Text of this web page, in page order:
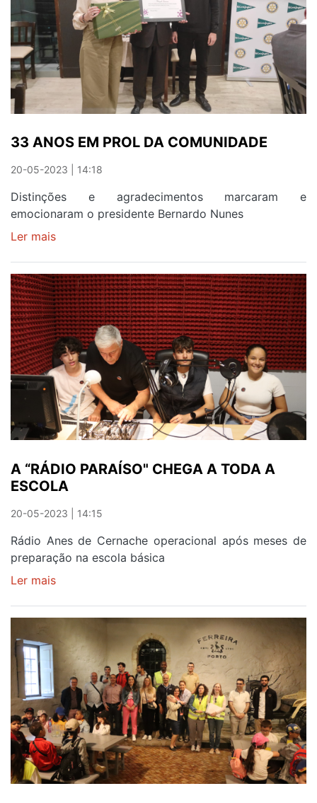
À
ELITE
DO
ANDEBOL
FEMININO
33 ANOS EM PROL DA COMUNIDADE
20-05-2023 | 14:18
Distinções e agradecimentos marcaram e
emocionaram o presidente Bernardo Nunes
Ler mais
ANOS
EM
PROL
DA
COMUNIDADE
A “RÁDIO PARAÍSO" CHEGA A TODA A
ESCOLA
20-05-2023 | 14:15
Rádio Anes de Cernache operacional após meses de
preparação na escola básica
Ler mais
PARAÍSO"
CHEGA
TODA
A
ESCOLA